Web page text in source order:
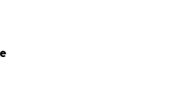
pour votre générosité face à